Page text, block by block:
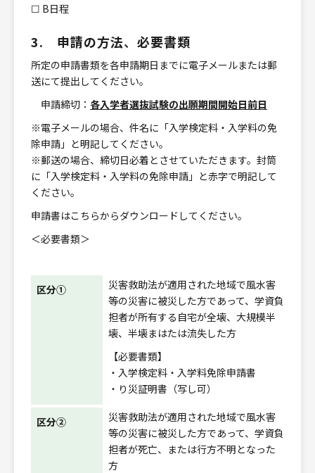
☐ B日程
3. 申請の方法、 必要書類
所定の申請書類を各申請期日までに電子メールまたは郵
送にて提出してください。
申請締切： 各入学者選抜試験の出願期間開始日前日
※電子メールの場合、件名に「入学検定料・入学料の免
除申請」と明記してください。
※郵送の場合、締切日必着とさせていただきます。封筒
に「入学検定料・入学料の免除申請」と赤字で明記して
ください。
申請書はこちらからダウンロードしてください。
＜必要書類＞
区分①
災害救助法が適用された地域で風水害
等の災害に被災した方であって、学資負
担者が所有する自宅が全壊、大規模半
壊、半壊まはたは流失した方
【必要書類】
・入学検定料・入学料免除申請書
・り災証明書（写し可）
区分②
災害救助法が適用された地域で風水害
等の災害に被災した方であって、学資負
担者が死亡、または行方不明となった
方